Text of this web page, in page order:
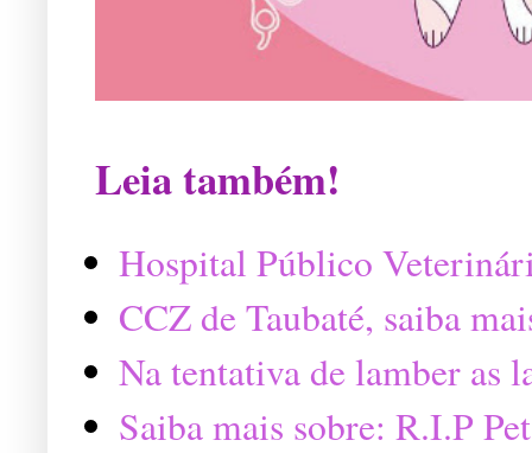
Leia também!
Hospital Público
CCZ de Taubaté, saiba
Na tentativa de lamber as
Saiba mais sobre: R.I.P